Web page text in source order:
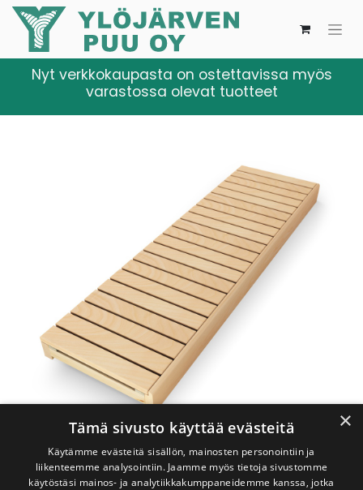
Nyt verkkokaupasta on ostettavissa myös
varastossa olevat tuotteet
×
Tämä sivusto käyttää evästeitä
Käytämme evästeitä sisällön, mainosten personointiin ja
liikenteemme analysointiin. Jaamme myös tietoja sivustomme
käytöstäsi mainos- ja analytiikkakumppaneidemme kanssa, jotka